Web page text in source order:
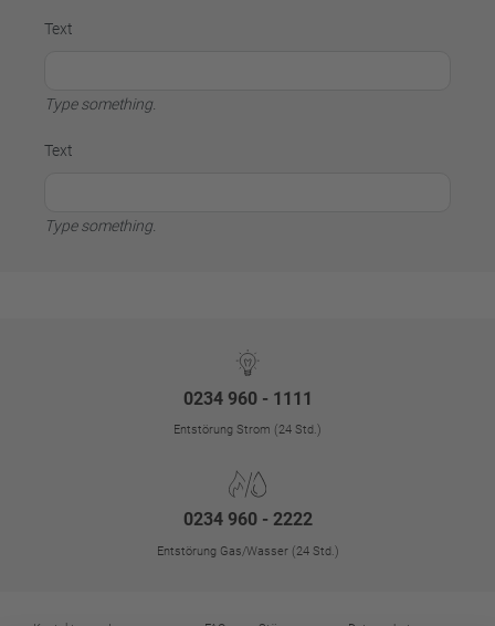
Text
Type something.
Text
Type something.
0234 960 - 1111
Entstörung Strom (24 Std.)
0234 960 - 2222
Entstörung Gas/Wasser (24 Std.)